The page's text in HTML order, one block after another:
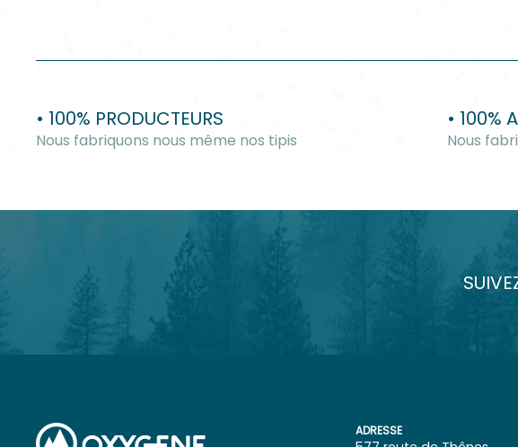
• 100% PRODUCTEURS
Nous fabriquons nous même nos tipis
• 100%
Nous
ADRESSE